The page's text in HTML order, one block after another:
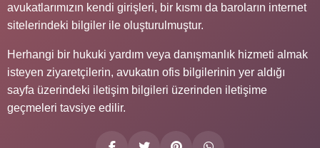
avukatlarımızın kendi girişleri, bir kısmı da baroların internet
sitelerindeki bilgiler ile oluşturulmuştur.
Herhangi bir hukuki yardım veya danışmanlık hizmeti almak
isteyen ziyaretçilerin, avukatın ofis bilgilerinin yer aldığı
sayfa üzerindeki iletişim bilgileri üzerinden iletişime
geçmeleri tavsiye edilir.